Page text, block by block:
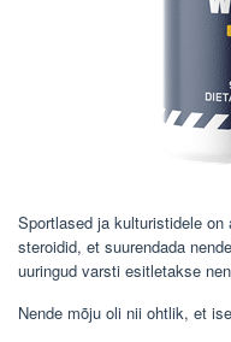
Sportlased ja kulturistidele
steroidid, et suurendada
uuringud varsti esitletakse
Nende mõju oli nii ohtlik, et